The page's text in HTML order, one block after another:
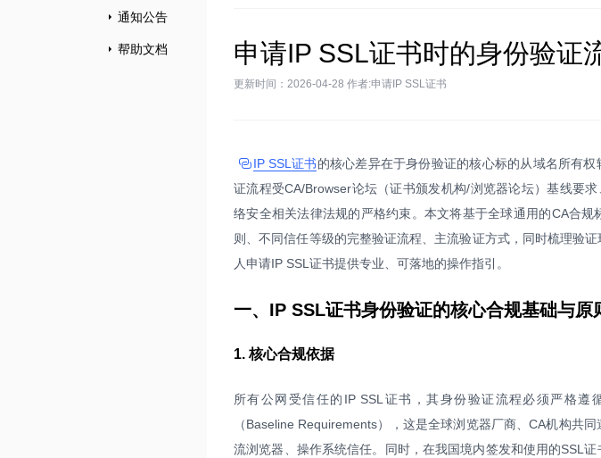
通知公告
帮助文档 申请IP SSL证书时的身份验证
更新时间：2026-04-28 作者:申请IP SSL证书
IP SSL证书的核心差异在于身份验证的核心标的从域名所有
证流程受CA/Browser论坛（证书颁发机构/浏览器论坛）基线要
络安全相关法律法规的严格约束。本文将基于全球通用的CA合
则、不同信任等级的完整验证流程、主流验证方式，同时梳理验
人申请IP SSL证书提供专业、可落地的操作指引。
一、IP SSL证书身份验证的核心合规基础与原
1. 核心合规依据
所有公网受信任的IP SSL证书，其身份验证流程必须严格遵
（Baseline Requirements），这是全球浏览器厂商、CA机构共
流浏览器、操作系统信任。同时，在我国境内签发和使用的SSL